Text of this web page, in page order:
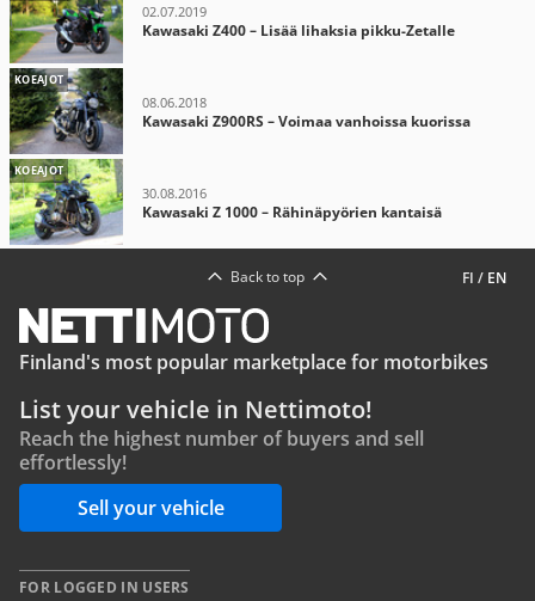
02.07.2019
Kawasaki Z400 – Lisää lihaksia pikku-Zetalle
KOEAJOT
08.06.2018
Kawasaki Z900RS – Voimaa vanhoissa kuorissa
KOEAJOT
30.08.2016
Kawasaki Z 1000 – Rähinäpyörien kantaisä
FI / EN
Back to top
Finland's most popular marketplace for motorbikes
List your vehicle in Nettimoto!
Reach the highest number of buyers and sell
effortlessly!
Sell your vehicle
FOR LOGGED IN USERS